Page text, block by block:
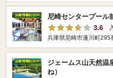
尼崎センタープール
3.6
兵庫県尼崎市蓬川町295
ジェームス山天然温
ね）